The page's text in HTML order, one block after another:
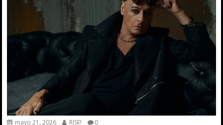
mayo 21, 2026 RISE! 0